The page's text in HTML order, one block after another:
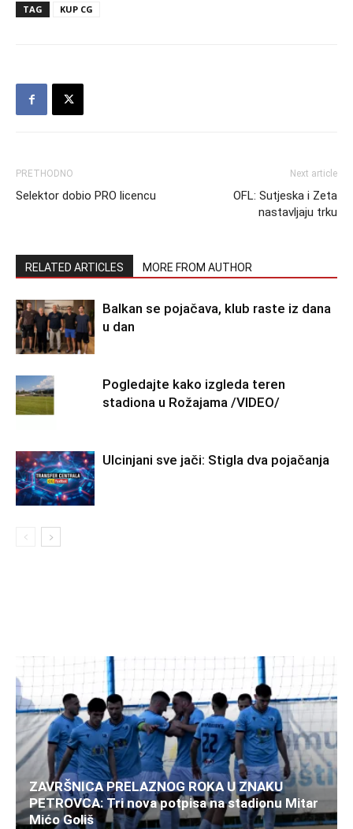
TAG KUP CG
PRETHODNO
Selektor dobio PRO licencu
Next article
OFL: Sutjeska i Zeta
nastavljaju trku
RELATED ARTICLES MORE FROM AUTHOR
Balkan se pojačava, klub raste iz dana
u dan
Pogledajte kako izgleda teren
stadiona u Rožajama /VIDEO/
Ulcinjani sve jači: Stigla dva pojačanja
ZAVRŠNICA PRELAZNOG ROKA U ZNAKU
PETROVCA: Tri nova potpisa na stadionu Mitar
Mićo Goliš